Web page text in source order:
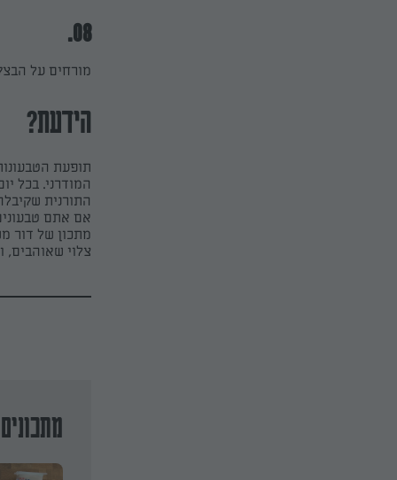
08.
מורחים על
הידעת?
תופעת
המודרני. בכל
התורנית
אם אתם
מתכון של דור
צלוי שאוהבים,